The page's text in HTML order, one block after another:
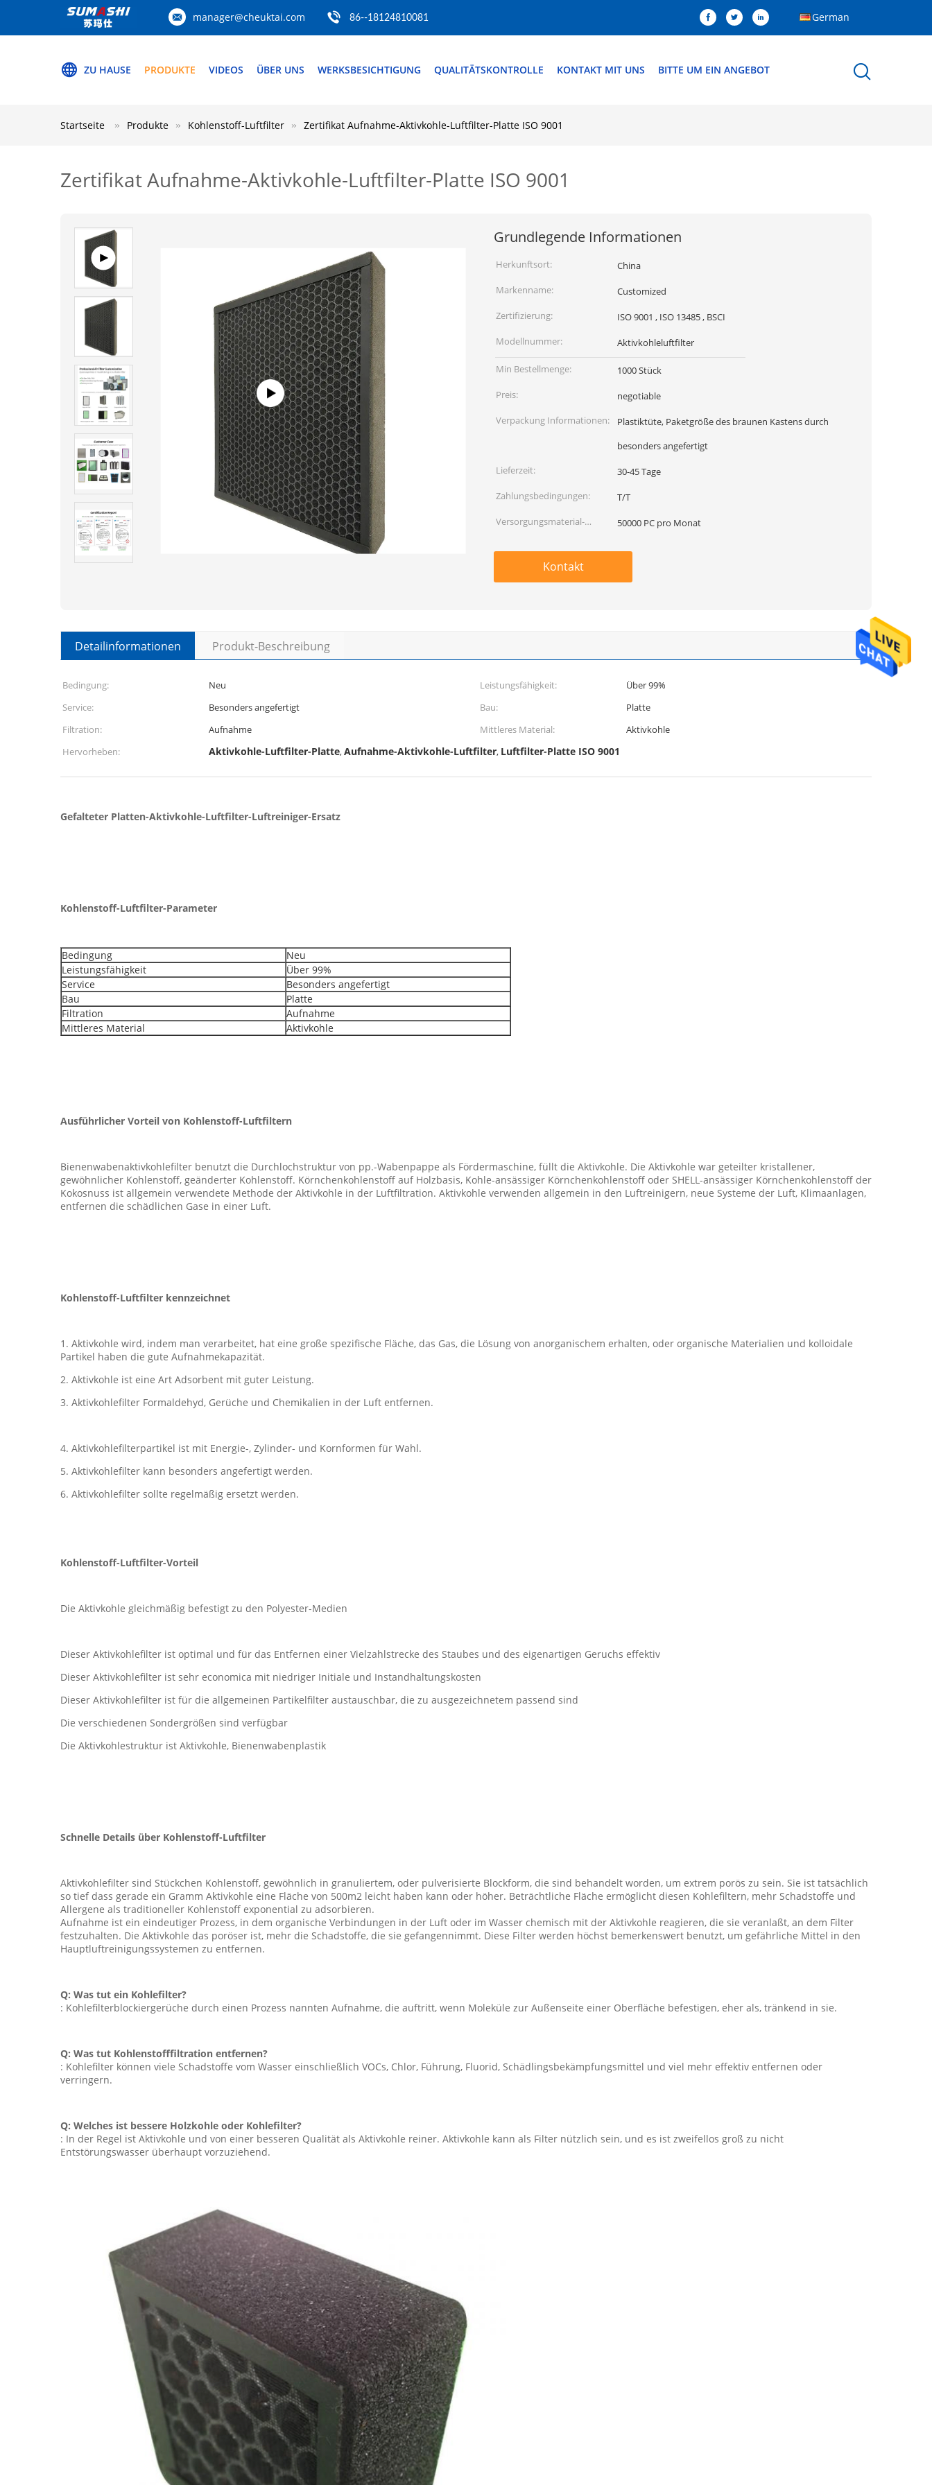
manager@cheuktai.com 86--18124810081 German
ZU HAUSE PRODUKTE VIDEOS ÜBER UNS WERKSBESICHTIGUNG QUALITÄTSKONTROLLE KONTAKT MIT UNS BITTE UM EIN ANGEBOT
Startseite Produkte Kohlenstoff-Luftfilter Zertifikat Aufnahme-Aktivkohle-Luftfilter-Platte ISO 9001
Zertifikat Aufnahme-Aktivkohle-Luftfilter-Platte ISO 9001
Grundlegende Informationen
Herkunftsort:
China
Markenname:
Customized
Zertifizierung:
ISO 9001 , ISO 13485 , BSCI
Modellnummer:
Aktivkohleluftfilter
Min Bestellmenge:
1000 Stück
Preis:
negotiable
Verpackung Informationen:
Plastiktüte, Paketgröße des braunen Kastens durch
besonders angefertigt
Lieferzeit:
30-45 Tage
Zahlungsbedingungen:
T/T
Versorgungsmaterial-
50000 PC pro Monat
Kontakt
Detailinformationen Produkt-Beschreibung
Bedingung: Neu Leistungsfähigkeit:
Über 99%
Service:
Besonders angefertigt Bau:
Platte
Filtration:
Aufnahme Mittleres Material:
Aktivkohle
Hervorheben:
Aktivkohle-Luftfilter-Platte,Aufnahme-Aktivkohle-Luftfilter, Luftfilter-Platte ISO 9001
Gefalteter Platten-Aktivkohle-Luftfilter-Luftreiniger-Ersatz
Kohlenstoff-Luftfilter-Parameter
Bedingung
Neu
Leistungsfähigkeit
Über 99%
Service
Besonders angefertigt
Bau
Platte
Filtration
Aufnahme
Mittleres Material
Aktivkohle
Ausführlicher Vorteil von Kohlenstoff-Luftfiltern
Bienenwabenaktivkohlefilter benutzt die Durchlochstruktur von pp.-Wabenpappe als Fördermaschine, füllt die Aktivkohle. Die Aktivkohle war geteilter kristallener,
gewöhnlicher Kohlenstoff, geänderter Kohlenstoff. Körnchenkohlenstoff auf Holzbasis, Kohle-ansässiger Körnchenkohlenstoff oder SHELL-ansässiger Körnchenkohlenstoff der
Kokosnuss ist allgemein verwendete Methode der Aktivkohle in der Luftfiltration. Aktivkohle verwenden allgemein in den Luftreinigern, neue Systeme der Luft, Klimaanlagen,
entfernen die schädlichen Gase in einer Luft.
Kohlenstoff-Luftfilter kennzeichnet
1. Aktivkohle wird, indem man verarbeitet, hat eine große spezifische Fläche, das Gas, die Lösung von anorganischem erhalten, oder organische Materialien und kolloidale
Partikel haben die gute Aufnahmekapazität.
2. Aktivkohle ist eine Art Adsorbent mit guter Leistung.
3. Aktivkohlefilter Formaldehyd, Gerüche und Chemikalien in der Luft entfernen.
4. Aktivkohlefilterpartikel ist mit Energie-, Zylinder- und Kornformen für Wahl.
5. Aktivkohlefilter kann besonders angefertigt werden.
6. Aktivkohlefilter sollte regelmäßig ersetzt werden.
Kohlenstoff-Luftfilter-Vorteil
Die Aktivkohle gleichmäßig befestigt zu den Polyester-Medien
Dieser Aktivkohlefilter ist optimal und für das Entfernen einer Vielzahlstrecke des Staubes und des eigenartigen Geruchs effektiv
Dieser Aktivkohlefilter ist sehr economica mit niedriger Initiale und Instandhaltungskosten
Dieser Aktivkohlefilter ist für die allgemeinen Partikelfilter austauschbar, die zu ausgezeichnetem passend sind
Die verschiedenen Sondergrößen sind verfügbar
Die Aktivkohlestruktur ist Aktivkohle, Bienenwabenplastik
Schnelle Details über Kohlenstoff-Luftfilter
Aktivkohlefilter sind Stückchen Kohlenstoff, gewöhnlich in granuliertem, oder pulverisierte Blockform, die sind behandelt worden, um extrem porös zu sein. Sie ist tatsächlich
so tief dass gerade ein Gramm Aktivkohle eine Fläche von 500m2 leicht haben kann oder höher. Beträchtliche Fläche ermöglicht diesen Kohlefiltern, mehr Schadstoffe und
Allergene als traditioneller Kohlenstoff exponential zu adsorbieren.
Aufnahme ist ein eindeutiger Prozess, in dem organische Verbindungen in der Luft oder im Wasser chemisch mit der Aktivkohle reagieren, die sie veranlaßt, an dem Filter
festzuhalten. Die Aktivkohle das poröser ist, mehr die Schadstoffe, die sie gefangennimmt. Diese Filter werden höchst bemerkenswert benutzt, um gefährliche Mittel in den
Hauptluftreinigungssystemen zu entfernen.
Q: Was tut ein Kohlefilter?
: Kohlefilterblockiergerüche durch einen Prozess nannten Aufnahme, die auftritt, wenn Moleküle zur Außenseite einer Oberfläche befestigen, eher als, tränkend in sie.
Q: Was tut Kohlenstofffiltration entfernen?
: Kohlefilter können viele Schadstoffe vom Wasser einschließlich VOCs, Chlor, Führung, Fluorid, Schädlingsbekämpfungsmittel und viel mehr effektiv entfernen oder
verringern.
Q: Welches ist bessere Holzkohle oder Kohlefilter?
: In der Regel ist Aktivkohle und von einer besseren Qualität als Aktivkohle reiner. Aktivkohle kann als Filter nützlich sein, und es ist zweifellos groß zu nicht
Entstörungswasser überhaupt vorzuziehend.